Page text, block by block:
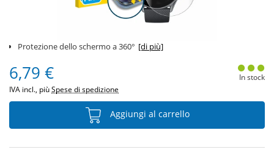
Protezione dello schermo a 360° [di più]
6,79 €
IVA incl., piùSpese di spedizione
In stock
Aggiungi al carrello